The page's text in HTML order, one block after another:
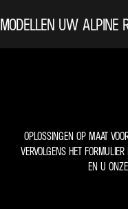
MODELLEN UW ALPINE
OPLOSSINGEN OP MAAT
VERVOLGENS HET
EN U